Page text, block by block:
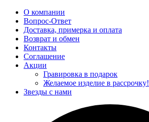
О компании
Вопрос-Ответ
Доставка, примерка и оплата
Возврат и обмен
Контакты
Соглашение
Акции
Гравировка в подарок
Желаемое изделие в рассрочку!
Звезды с нами